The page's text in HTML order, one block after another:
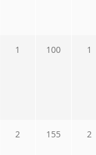
1 100 1
2 155 2